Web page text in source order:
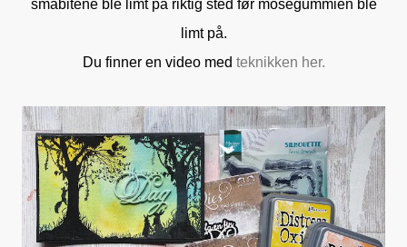
småbitene ble limt på riktig sted før mosegummien ble
limt på.
Du finner en video med teknikken her.